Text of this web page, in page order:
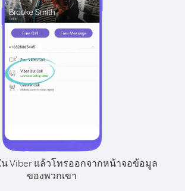
น Viber แล้วโทรออกจากหน้าจอข้อมูล
ของพวกเขา